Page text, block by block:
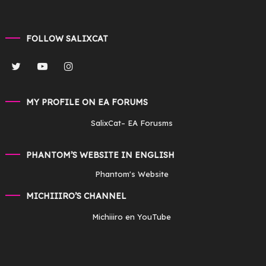
FOLLOW SALIXCAT
MY PROFILE ON EA FORUMS
SalixCat– EA Forusms
PHANTOM’S WEBSITE IN ENGLISH
Phantom's Website
MICHIIIRO’S CHANNEL
Michiiiro en YouTube